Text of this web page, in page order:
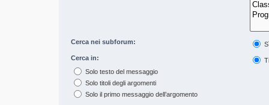
Cerca nei subforum:
Cerca in:
Solo testo del messaggio
Solo titoli degli argomenti
Solo il primo messaggio dell’argomento